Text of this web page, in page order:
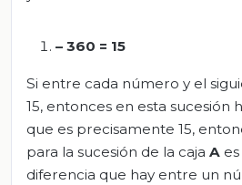
– 360 = 15
Si entre cada número y el
15, entonces en esta sucesión
que es precisamente 15,
para la sucesión de la caja A
diferencia que hay entre un